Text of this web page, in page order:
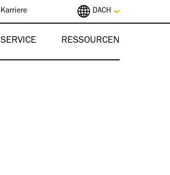
Karriere DACH
SERVICE RESSOURCEN